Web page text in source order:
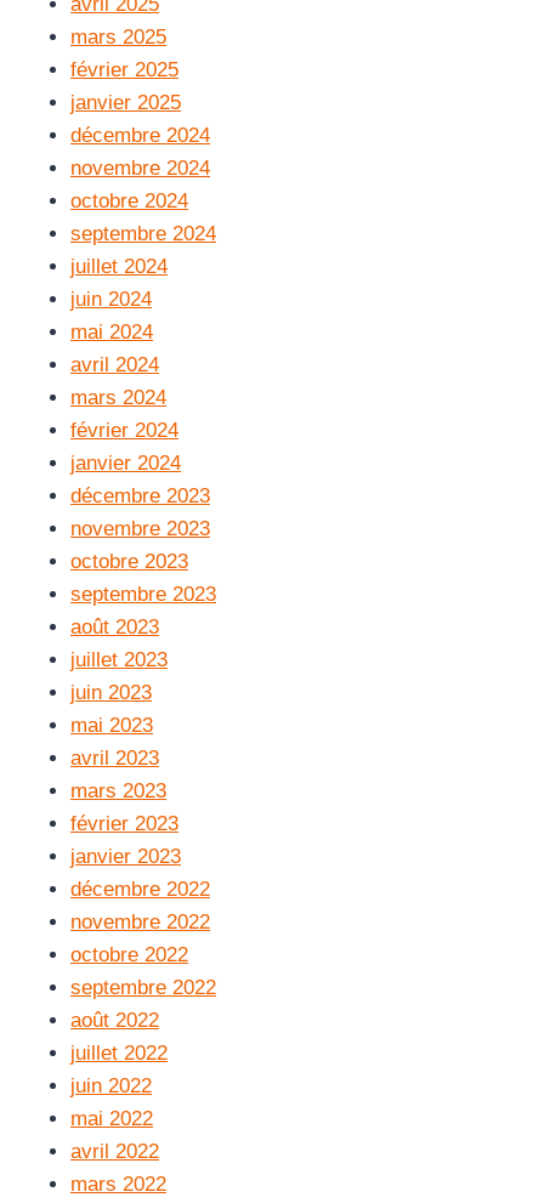
mars 2025
février 2025
janvier 2025
décembre 2024
novembre 2024
octobre 2024
septembre 2024
juillet 2024
juin 2024
mai 2024
avril 2024
mars 2024
février 2024
janvier 2024
décembre 2023
novembre 2023
octobre 2023
septembre 2023
août 2023
juillet 2023
juin 2023
mai 2023
avril 2023
mars 2023
février 2023
janvier 2023
décembre 2022
novembre 2022
octobre 2022
septembre 2022
août 2022
juillet 2022
juin 2022
mai 2022
avril 2022
mars 2022